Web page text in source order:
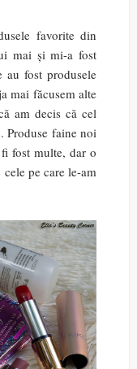
favorite din
mai și mi-a fost
au fost produsele
mai făcusem alte
am decis că cel
Produse faine noi
fost multe, dar o
pe care le-am